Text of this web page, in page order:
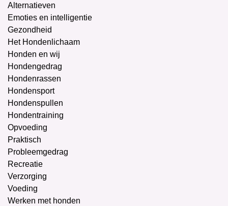
Alternatieven
Emoties en intelligentie
Gezondheid
Het Hondenlichaam
Honden en wij
Hondengedrag
Hondenrassen
Hondensport
Hondenspullen
Hondentraining
Opvoeding
Praktisch
Probleemgedrag
Recreatie
Verzorging
Voeding
Werken met honden